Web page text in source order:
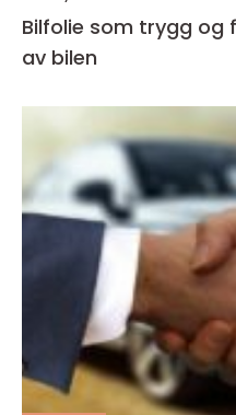
Bilfolie som trygg og
av bilen